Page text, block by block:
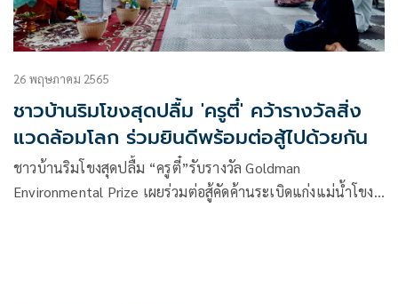
26 พฤษภาคม 2565
ชาวบ้านริมโขงสุดปลื้ม 'ครูตี๋' คว้ารางวัลสิ่ง
แวดล้อมโลก ร่วมยินดีพร้อมต่อสู้ไปด้วยกัน
ชาวบ้านริมโขงสุดปลื้ม “ครูตี๋”รับรางวัล Goldman
Environmental Prize เผยร่วมต่อสู้คัดค้านระเบิดแก่งแม่น้ำโขง